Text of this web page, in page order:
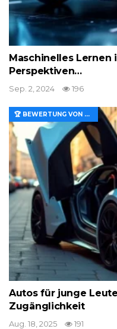
Maschinelles
Perspektiven…
Sep. 2, 2024 196
🏆 BEWERTUNG VON MERKMALEN UND WERT
Autos für junge
Zugänglichkeit
Aug. 18, 2025 191